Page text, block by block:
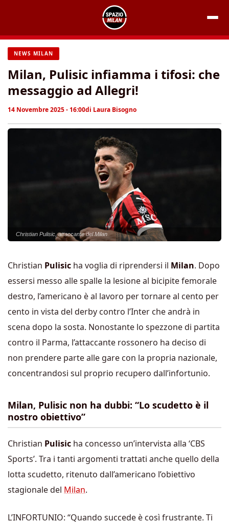
contenuto
NEWS MILAN
Milan, Pulisic infiamma i tifosi: che
messaggio ad Allegri!
14 Novembre 2025 - 16:00di Laura Bisogno
Christian Pulisic, attaccante del Milan
Christian Pulisic ha voglia di riprendersi il Milan. Dopo
essersi messo alle spalle la lesione al bicipite femorale
destro, l’americano è al lavoro per tornare al cento per
cento in vista del derby contro l’Inter che andrà in
scena dopo la sosta. Nonostante lo spezzone di partita
contro il Parma, l’attaccante rossonero ha deciso di
non prendere parte alle gare con la propria nazionale,
concentrandosi sul proprio recupero dall’infortunio.
Milan, Pulisic non ha dubbi: “Lo scudetto è il
nostro obiettivo”
Christian Pulisic ha concesso un’intervista alla ‘CBS
Sports’. Tra i tanti argomenti trattati anche quello della
lotta scudetto, ritenuto dall’americano l’obiettivo
stagionale del Milan.
L’INFORTUNIO: “Quando succede è così frustrante. Ti